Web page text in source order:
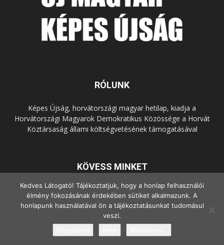
RÓLUNK
Képes Újság, horvátországi magyar hetilap, kiadja a
Horvátországi Magyarok Demokratikus Közössége a Horvát
Köztársaság állami költségvetésének támogatásával
KÖVESS MINKET
© Copyright - 2022 Minden jog fenntartva.
Kedves Látogató! Tájékoztatjuk, hogy a honlap felhasználói
élmény fokozásának érdekében sütiket alkalmazunk. A
honlapunk használatával ön a tájékoztatásunkat tudomásul
veszi.